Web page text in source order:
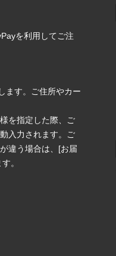
を利用してご注
ます。ご住所やカー
を指定した際、ご
入力されます。ご
違う場合は、[お届
。